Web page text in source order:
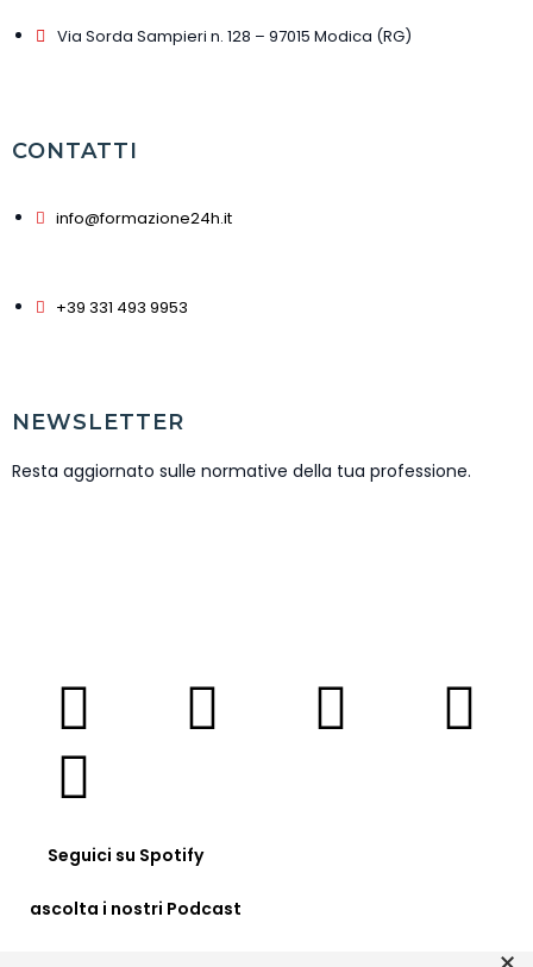
Via Sorda Sampieri n. 128 – 97015 Modica (RG)
CONTATTI
info@formazione24h.it
+39 331 493 9953
NEWSLETTER
Resta aggiornato sulle normative della tua professione.
Seguici su Spotify
ascolta i nostri Podcast